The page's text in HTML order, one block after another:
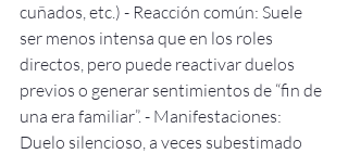
cuñados, etc.) - Reacción común: Suele
ser menos intensa que en los roles
directos, pero puede reactivar duelos
previos o generar sentimientos de “fin de
una era familiar”. - Manifestaciones:
Duelo silencioso, a veces subestimado